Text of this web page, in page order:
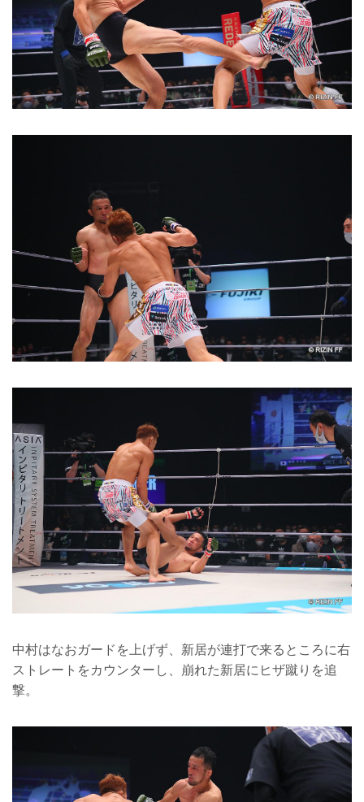
中村はなおガードを上げず、新居が連打で来るところに右
ストレートをカウンターし、崩れた新居にヒザ蹴りを追
撃。